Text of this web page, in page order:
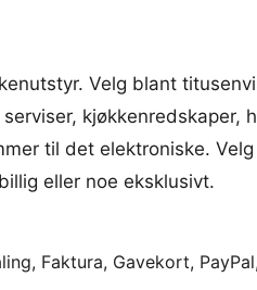
Velg blant
kjøkkenredskaper,
til det elektroniske.
eller noe eksklusivt.
Faktura, Gavekort,